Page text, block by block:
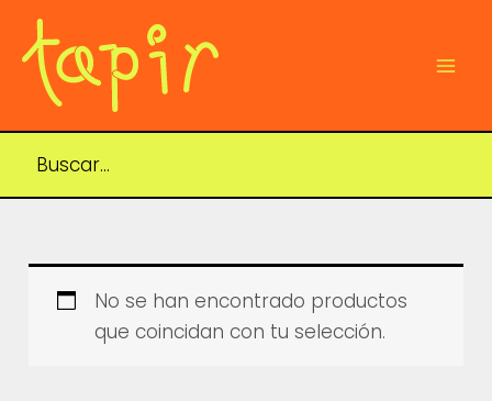
contenido
No se han encontrado productos
que coincidan con tu selección.